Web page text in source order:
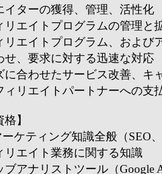
イターの獲得、管理、活性化
リエイトプログラムの管理と
リエイトプログラム、およ
せ、要求に対する迅速な対応
に合わせたサービス改善、キ
ィリエイトパートナーへの支
格】
ーケティング知識全般（SEO
リエイト業務に関する知識
ブアナリストツール（Google